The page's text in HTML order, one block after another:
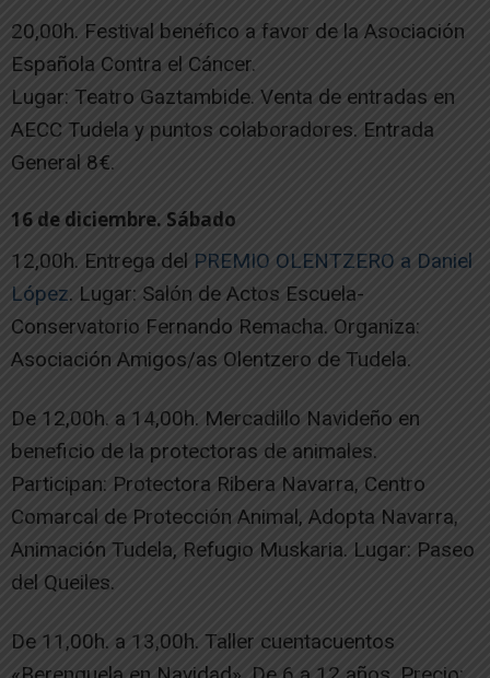
20,00h. Festival benéfico a favor de la Asociación
Española Contra el Cáncer.
Lugar: Teatro Gaztambide. Venta de entradas en
AECC Tudela y puntos colaboradores. Entrada
General 8€.
16 de diciembre. Sábado
12,00h. Entrega del PREMIO OLENTZERO a Daniel
López. Lugar: Salón de Actos Escuela-
Conservatorio Fernando Remacha. Organiza:
Asociación Amigos/as Olentzero de Tudela.
De 12,00h. a 14,00h. Mercadillo Navideño en
beneficio de la protectoras de animales.
Participan: Protectora Ribera Navarra, Centro
Comarcal de Protección Animal, Adopta Navarra,
Animación Tudela, Refugio Muskaria. Lugar: Paseo
del Queiles.
De 11,00h. a 13,00h. Taller cuentacuentos